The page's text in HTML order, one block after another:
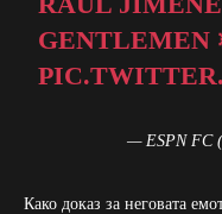
GENTLEMEN
— ESPN FC
Како доказ за неговата